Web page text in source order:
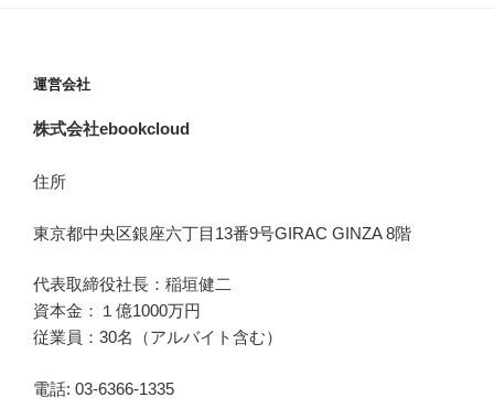
運営会社
株式会社ebookcloud
住所
東京都中央区銀座六丁目 13番9号GIRAC GINZA 8階
代表取締役社長：稲垣健二
資本金：１億1000万円
従業員：30名（アルバイト含む）
電話: 03-6366-1335